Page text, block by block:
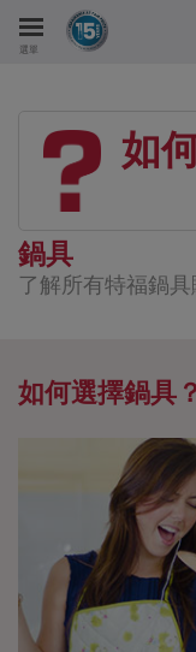
選單
如
鍋具
了解所有特福鍋
如何選擇鍋具？